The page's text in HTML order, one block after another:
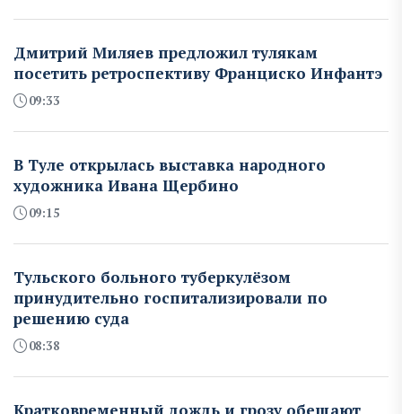
Дмитрий Миляев предложил тулякам
посетить ретроспективу Франциско Инфантэ
09:33
В Туле открылась выставка народного
художника Ивана Щербино
09:15
Тульского больного туберкулёзом
принудительно госпитализировали по
решению суда
08:38